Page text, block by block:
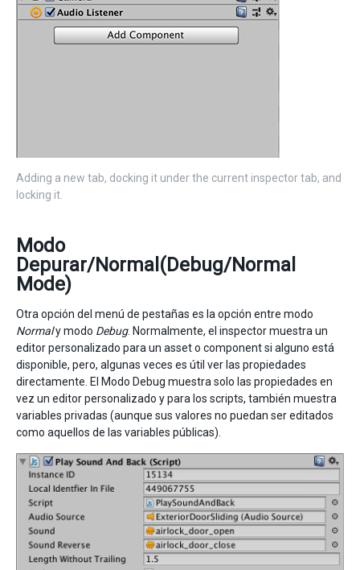
Adding a new tab, docking it under the current inspector tab, and
locking it.
Modo
Depurar/Normal(Debug/Normal
Mode)
Otra opción del menú de pestañas es la opción entre modo
Normaly modo Debug. Normalmente, el inspector muestra un
editor personalizado para un asset o component si alguno está
disponible, pero, algunas veces es útil ver las propiedades
directamente. El Modo Debug muestra solo las propiedades en
vez un editor personalizado y para los scripts, también muestra
variables privadas (aunque sus valores no puedan ser editados
como aquellos de las variables públicas).